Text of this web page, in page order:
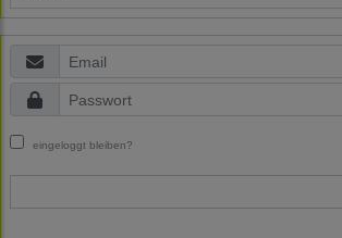
eingeloggt bleiben?